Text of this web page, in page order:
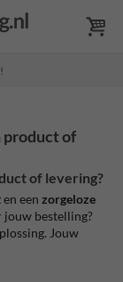
product of
of levering?
en een zorgeloze
jouw bestelling?
Jouw